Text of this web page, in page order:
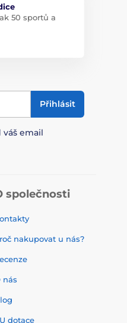
50 sportů a
Přihlásit
email
společnosti
nakupovat u nás?
nás
dotace